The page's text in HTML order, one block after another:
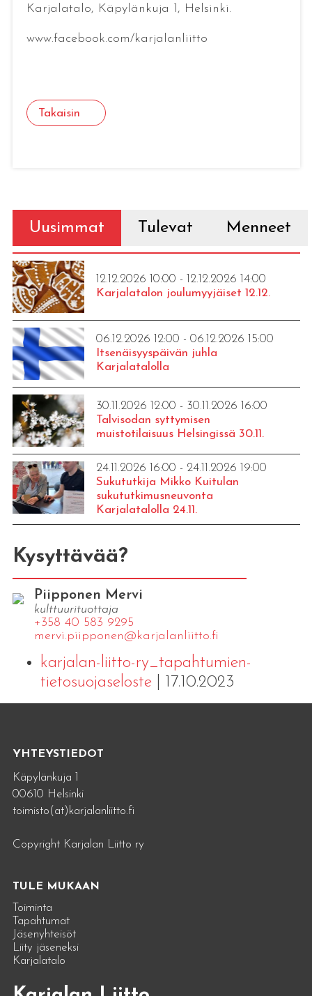
Karjalatalo, Käpylänkuja 1, Helsinki.
www.facebook.com/karjalanliitto
Takaisin
Uusimmat Tulevat Menneet
12.12.2026 10:00 - 12.12.2026 14:00
Karjalatalon joulumyyjäiset 12.12.
06.12.2026 12:00 - 06.12.2026 15:00
Itsenäisyyspäivän juhla
Karjalatalolla
30.11.2026 12:00 - 30.11.2026 16:00
Talvisodan syttymisen
muistotilaisuus Helsingissä 30.11.
24.11.2026 16:00 - 24.11.2026 19:00
Sukututkija Mikko Kuitulan
sukututkimusneuvonta
Karjalatalolla 24.11.
Kysyttävää?
Piipponen Mervi
kulttuurituottaja
+358 40 583 9295
mervi.​piipponen@​kar​jala​nlii​tto.​fi
karjalan-liitto-ry_tapahtumien-
tietosuojaseloste| 17.10.2023
YHTEYSTIEDOT
Käpylänkuja 1
00610 Helsinki
toimisto(at)karjalanliitto.fi
Copyright Karjalan Liitto ry
TULE MUKAAN
Toiminta
Tapahtumat
Jäsenyhteisöt
Liity jäseneksi
Karjalatalo